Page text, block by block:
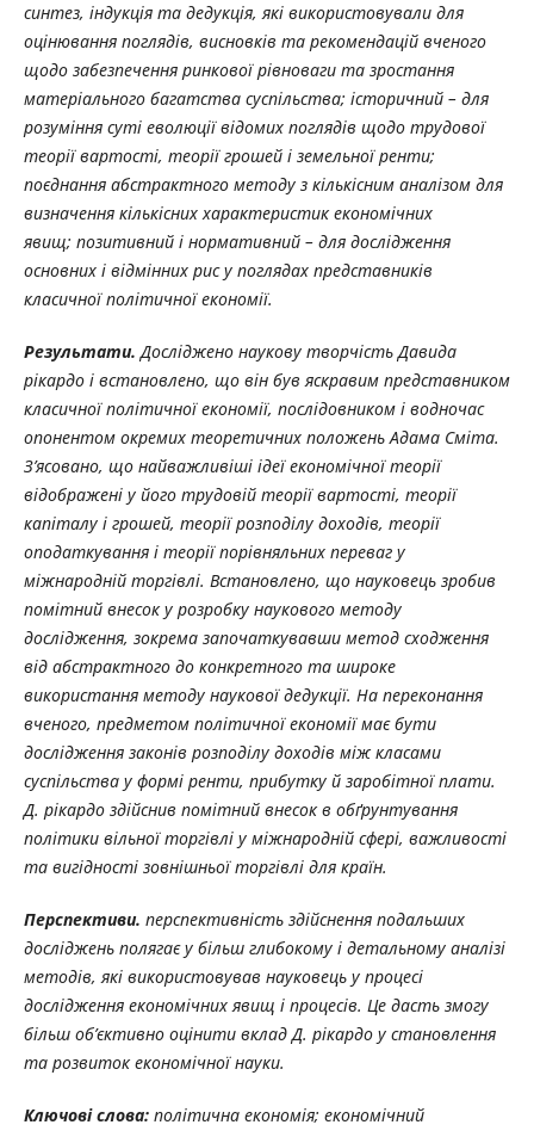
синтез, індукція та дедукція, які використовували для
оцінювання поглядів, висновків та рекомендацій вченого
щодо забезпечення ринкової рівноваги та зростання
матеріального багатства суспільства; історичний – для
розуміння суті еволюції відомих поглядів щодо трудової
теорії вартості, теорії грошей і земельної ренти;
поєднання абстрактного методу з кількісним аналізом для
визначення кількісних характеристик економічних
явищ; позитивний і нормативний – для дослідження
основних і відмінних рис у поглядах представників
класичної політичної економії.
Результати.Досліджено наукову творчість Давида
рікардо і встановлено, що він був яскравим представником
класичної політичної економії, послідовником і водночас
опонентом окремих теоретичних положень Адама Сміта.
З’ясовано, що найважливіші ідеї економічної теорії
відображені у його трудовій теорії вартості, теорії
капіталу і грошей, теорії розподілу доходів, теорії
оподаткування і теорії порівняльних переваг у
міжнародній торгівлі. Встановлено, що науковець зробив
помітний внесок у розробку наукового методу
дослідження, зокрема започаткувавши метод сходження
від абстрактного до конкретного та широке
використання методу наукової дедукції. На переконання
вченого, предметом політичної економії має бути
дослідження законів розподілу доходів між класами
суспільства у формі ренти, прибутку й заробітної плати.
Д. рікардо здійснив помітний внесок в обґрунтування
політики вільної торгівлі у міжнародній сфері, важливості
та вигідності зовнішньої торгівлі для країн.
Перспективи. перспективність здійснення подальших
досліджень полягає у більш глибокому і детальному аналізі
методів, які використовував науковець у процесі
дослідження економічних явищ і процесів. Це дасть змогу
більш об’єктивно оцінити вклад Д. рікардо у становлення
та розвиток економічної науки.
Ключові слова: політична економія; економічний